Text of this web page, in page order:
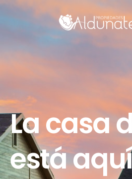
La casa
está aquí